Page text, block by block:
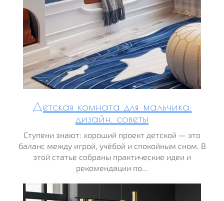
Детская комната для мальчика:
дизайн, советы
Ступени знают: хороший проект детской — это
баланс между игрой, учёбой и спокойным сном. В
этой статье собраны практические идеи и
рекомендации по...